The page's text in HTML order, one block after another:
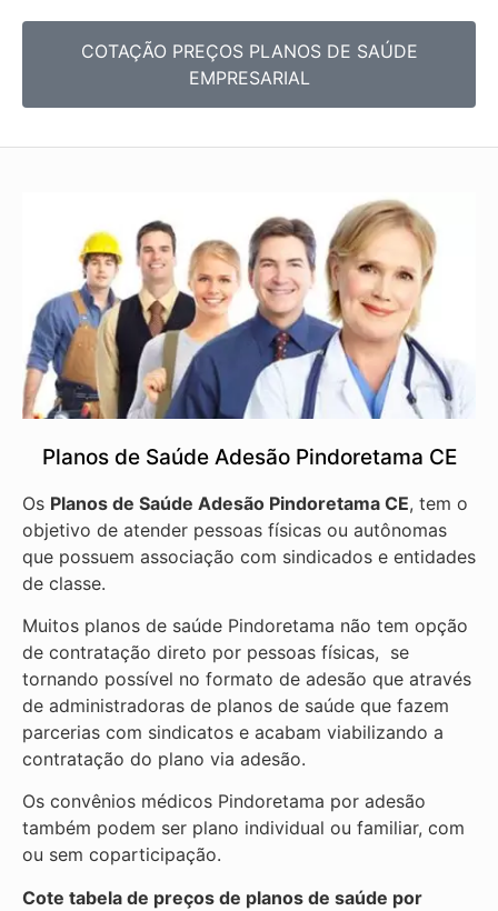
COTAÇÃO PREÇOS PLANOS DE SAÚDE
EMPRESARIAL
Planos de Saúde Adesão Pindoretama CE
Os Planos de Saúde Adesão Pindoretama CE, tem o
objetivo de atender pessoas físicas ou autônomas
que possuem associação com sindicados e entidades
de classe.
Muitos planos de saúde Pindoretama não tem opção
de contratação direto por pessoas físicas, se
tornando possível no formato de adesão que através
de administradoras de planos de saúde que fazem
parcerias com sindicatos e acabam viabilizando a
contratação do plano via adesão.
Os convênios médicos Pindoretama por adesão
também podem ser plano individual ou familiar, com
ou sem coparticipação.
Cote tabela de preços de planos de saúde por